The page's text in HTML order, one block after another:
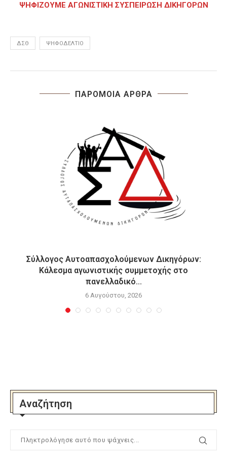
ΨΗΦΙΖΟΥΜΕ ΑΓΩΝΙΣΤΙΚΗ ΣΥΣΠΕΙΡΩΣΗ ΔΙΚΗΓΟΡΩΝ
ΔΣΘ ΨΗΦΟΔΈΛΤΙΟ
ΠΑΡΟΜΟΙΑ ΑΡΘΡΑ
Σύλλογος Αυτοαπασχολούμενων Δικηγόρων:
Κάλεσμα αγωνιστικής συμμετοχής στο
πανελλαδικό...
6 Αυγούστου, 2026
Αναζήτηση